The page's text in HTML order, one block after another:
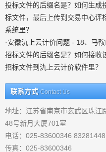
投标文件的后缀名是？如何生成
标文件，最后上传到交易中心评
系统里？
·安徽氿上云计价问题 - 18、马鞍
招标文件的后缀名是？如何接收
招标文件到氿上云计价软件里？
联系方式 Contact Us
地址：江苏省南京市玄武区珠江
48号新月大厦701室
电话：025-83600346 83281448
传真：025-83600346